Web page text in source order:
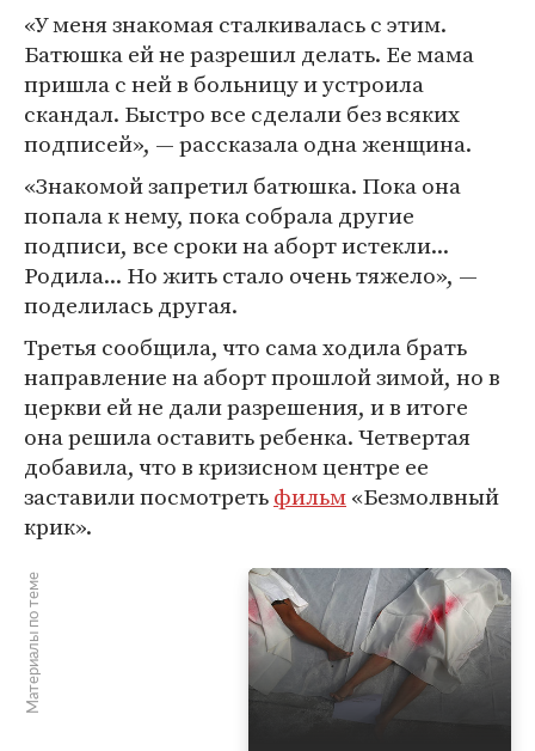
«У меня знакомая сталкивалась с этим.
Батюшка ей не разрешил делать. Ее мама
пришла с ней в больницу и устроила
скандал. Быстро все сделали без всяких
подписей», — рассказала одна женщина.
«Знакомой запретил батюшка. Пока она
попала к нему, пока собрала другие
подписи, все сроки на аборт истекли...
Родила... Но жить стало очень тяжело», —
поделилась другая.
Третья сообщила, что сама ходила брать
направление на аборт прошлой зимой, но в
церкви ей не дали разрешения, и в итоге
она решила оставить ребенка. Четвертая
добавила, что в кризисном центре ее
заставили посмотретьфильм«Безмолвный
крик».
Материалы по теме